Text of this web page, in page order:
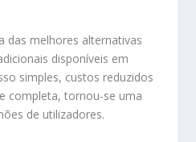
das melhores alternativas
disponíveis em
simples, custos reduzidos
completa, tornou-se uma
de utilizadores.